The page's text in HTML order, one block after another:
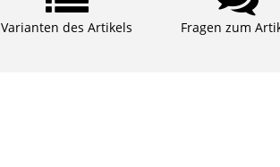
Varianten des Artikels Fragen zum